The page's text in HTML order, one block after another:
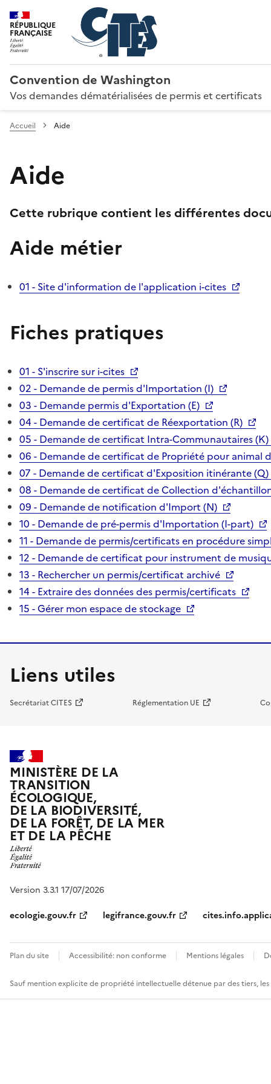
RÉPUBLIQUE
FRANÇAISE
Convention de Washington
Vos demandes dématérialisées de permis et certificats
Accueil Aide
Aide
Cette rubrique contient les différentes
Aide métier
01 - Site d'information de l'application i-cites
Fiches pratiques
01 - S'inscrire sur i-cites
02 - Demande de permis d'Importation (I)
03 - Demande permis d'Exportation (E)
04 - Demande de certificat de Réexportation (R)
05 - Demande de certificat Intra-Communautaires (K)
06 - Demande de certificat de Propriété pour animal
07 - Demande de certificat d'Exposition itinérante (Q)
08 - Demande de certificat de Collection
09 - Demande de notification d'Import (N)
10 - Demande de pré-permis d'Importation (I-part)
11 - Demande de permis/certificats en procédure
12 - Demande de certificat pour instrument de
13 - Rechercher un permis/certificat archivé
14 - Extraire des données des permis/certificats
15 - Gérer mon espace de stockage
Liens utiles
Secrétariat CITES Réglementation UE
MINISTÈRE DE LA
TRANSITION
ÉCOLOGIQUE,
DE LA BIODIVERSITÉ,
DE LA FORÊT, DE LA MER
ET DE LA PÊCHE
Version 3.3.1 17/07/2026
ecologie.gouv.fr
legifrance.gouv.fr
Plan du site Accessibilité: non conforme Mentions légales
Sauf mention explicite de propriété intellectuelle détenue par des tiers,